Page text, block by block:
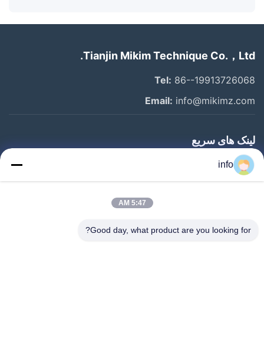
Tianjin Mikim Technique Co.，Ltd.
Tel: 86--19913726068
Email: info@mikimz.com
لینک های سریع
خانه
محصولات
درباره ما
info
5:47 AM
Good day, what product are you looking for?